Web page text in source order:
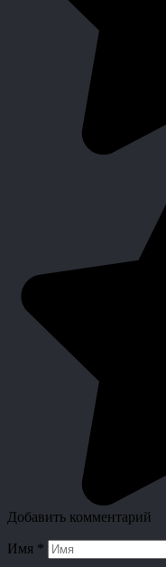
Добавить комментарий
Имя *